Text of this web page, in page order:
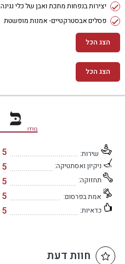
יצירות בנפחות מתכת ואבן של כלי נגינה
פסלים אבסטרקטיים- אמנות מופשטת
הצג הכל
הצג הכל
בורדו
שירות: 5
ניקיון ואסתטיקה: 5
תחזוקה: 5
אמת בפרסום: 5
כדאיות: 5
חוות דעת